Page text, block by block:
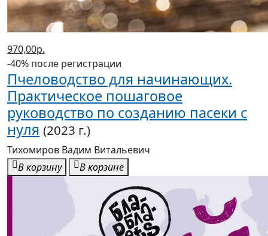
970,00р.
-40% после регистрации
Пчеловодство для начинающих.
Практическое пошаговое
руководство по созданию пасеки с
нуля (2023 г.)
Тихомиров Вадим Витальевич
В корзину
В корзине